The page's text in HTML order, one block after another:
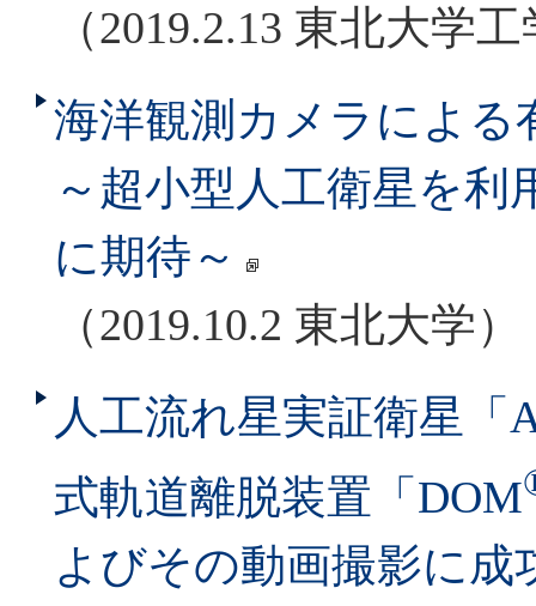
（2019.2.13 東北大学
海洋観測カメラによ
～超小型人工衛星を利
に期待～
（2019.10.2 東北大学）
人工流れ星実証衛星「
式軌道離脱装置「DOM
よびその動画撮影に成